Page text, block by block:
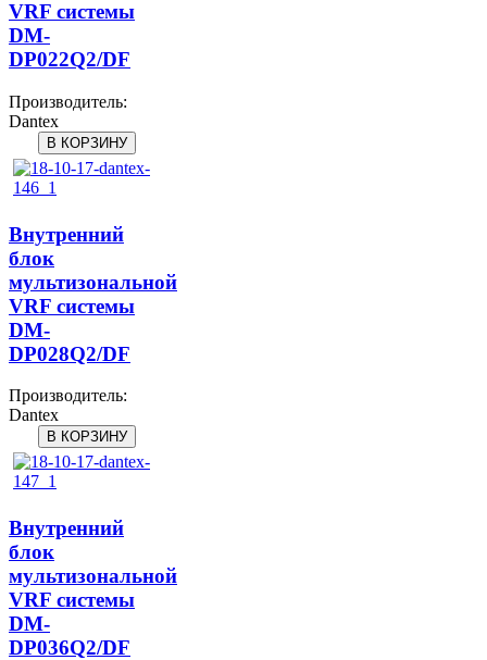
VRF системы
DM-
DP022Q2/DF
Производитель:
Dantex
Внутренний
блок
мультизональной
VRF системы
DM-
DP028Q2/DF
Производитель:
Dantex
Внутренний
блок
мультизональной
VRF системы
DM-
DP036Q2/DF